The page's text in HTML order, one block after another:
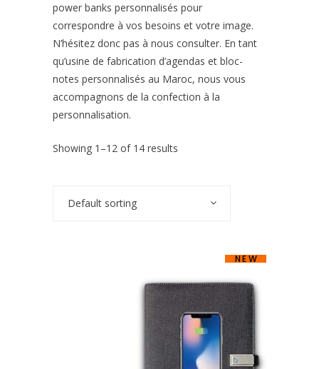
power banks personnalisés pour
correspondre à vos besoins et votre image.
N’hésitez donc pas à nous consulter. En tant
qu’usine de fabrication d’agendas et bloc-
notes personnalisés au Maroc, nous vous
accompagnons de la confection à la
personnalisation.
Showing 1–12 of 14 results
Default sorting
NEW